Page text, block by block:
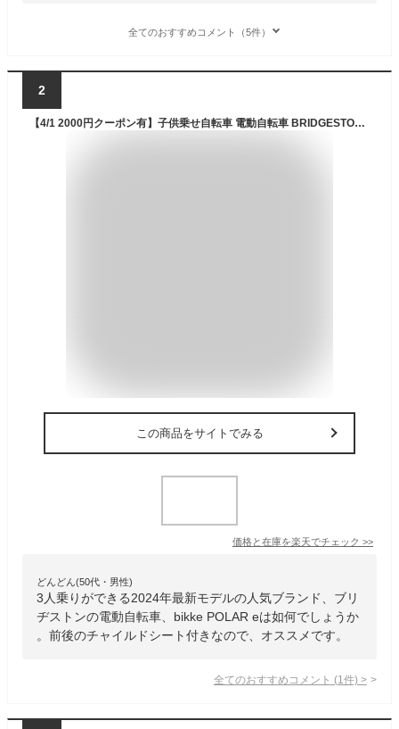
全てのおすすめコメント（5件）
2
【4/1 2000円クーポン有】子供乗せ自転車 電動自転車 BRIDGESTONE(ブリヂストン) 3人乗り用チャイルドシート付きbikke POLAR e（ビッケポーラーe） 20インチ 2024年モデル BP0C44-CB【通常3~5営業日で出荷】
この商品をサイトでみる
価格と在庫を楽天でチェック >>
どんどん(50代・男性)
3人乗りができる2024年最新モデルの人気ブランド、ブリ
ヂストンの電動自転車、bikke POLAR eは如何でしょうか
。前後のチャイルドシート付きなので、オススメです。
全てのおすすめコメント (1 件) >